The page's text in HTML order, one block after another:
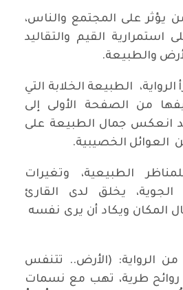
يؤثر على المجتمع والناس،
استمرارية القيم والتقاليد
والطبيعة.
الرواية، الطبيعة الخلابة التي
من الصفحة الأولى إلى
انعكس جمال الطبيعة على
العوائل الخصيبية.
الطبيعية، وتغيرات
الجوية، يخلق لدى القارئ
المكان ويكاد أن يرى نفسه
من الرواية: (الأرض.. تتنفس
طرية، تهب مع نسمات